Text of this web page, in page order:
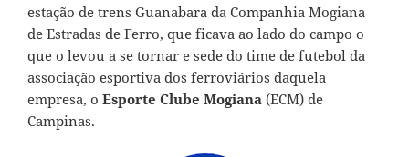
estação de trens Guanabara da Companhia Mogiana
de Estradas de Ferro, que ficava ao lado do campo o
que o levou a se tornar e sede do time de futebol da
associação esportiva dos ferroviários daquela
empresa, o Esporte Clube Mogiana (ECM) de
Campinas.